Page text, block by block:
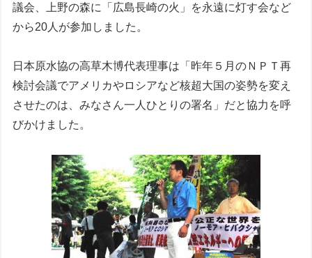
議会、上野の森に「広島長崎の火」を永遠に灯す会など
から20人が参加しました。
日本原水協の高草木博代表理事は「昨年５月のＮＰＴ再
検討会議でアメリカやロシアなど核超大国の姿勢を変え
させたのは、みなさん一人ひとりの署名」だと協力を呼
びかけました。